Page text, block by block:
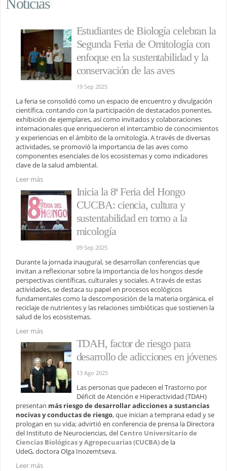
Estudiantes de Biología celebran la
Segunda Feria de Ornitología con
enfoque en la sustentabilidad y la
conservación de las aves
19 Sep 2025
La feria se consolidó como un espacio de encuentro y divulgación
científica, contando con la participación de destacados ponentes,
exhibición de ejemplares, así como invitados y colaboraciones
internacionales que enriquecieron el intercambio de conocimientos
y experiencias en el ámbito de la ornitología. A través de diversas
actividades, se promovió la importancia de las aves como
componentes esenciales de los ecosistemas y como indicadores
clave de la salud ambiental.
Leer más
Inicia la 8ª Feria del Hongo
CUCBA: ciencia, cultura y
sustentabilidad en torno a la
micología
09 Sep 2025
Durante la jornada inaugural, se desarrollan conferencias que
invitan a reflexionar sobre la importancia de los hongos desde
perspectivas científicas, culturales y sociales. A través de estas
actividades, se destaca su papel en procesos ecológicos
fundamentales como la descomposición de la materia orgánica, el
reciclaje de nutrientes y las relaciones simbióticas que sostienen la
salud de los ecosistemas.
Leer más
TDAH, factor de riesgo para
desarrollo de adicciones en jóvenes
13 Ago 2025
Las personas que padecen el Trastorno por
Déficit de Atención e Hiperactividad (TDAH)
presentan más riesgo de desarrollar adicciones a sustancias
nocivas y conductas de riesgo, que inician a temprana edad y se
prologan en su vida; advirtió en conferencia de prensa la Directora
del Instituto de Neurociencias, delCentro Universitario de
Ciencias Biológicas y Agropecuarias (CUCBA)de la
UdeG, doctora Olga Inozemtseva.
Leer más